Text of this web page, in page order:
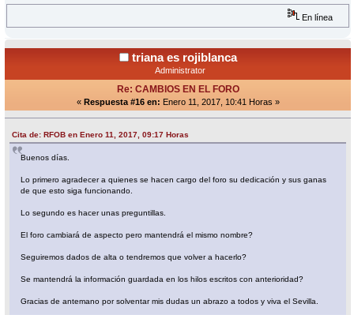
En línea
triana es rojiblanca
Administrator
Re: CAMBIOS EN EL FORO
« Respuesta #16 en: Enero 11, 2017, 10:41 Horas »
Cita de: RFOB en Enero 11, 2017, 09:17 Horas
Buenos días.
Lo primero agradecer a quienes se hacen cargo del foro su dedicación y sus ganas
de que esto siga funcionando.
Lo segundo es hacer unas preguntillas.
El foro cambiará de aspecto pero mantendrá el mismo nombre?
Seguiremos dados de alta o tendremos que volver a hacerlo?
Se mantendrá la información guardada en los hilos escritos con anterioridad?
Gracias de antemano por solventar mis dudas un abrazo a todos y viva el Sevilla.